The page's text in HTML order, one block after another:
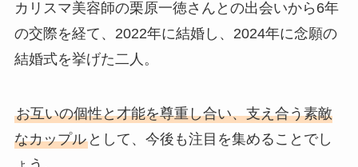
カリスマ美容師の栗原一徳さんとの出会いから6年
の交際を経て、2022年に結婚し、2024年に念願の
結婚式を挙げた二人。
お互いの個性と才能を尊重し合い、支え合う素敵
なカップルとして、今後も注目を集めることでし